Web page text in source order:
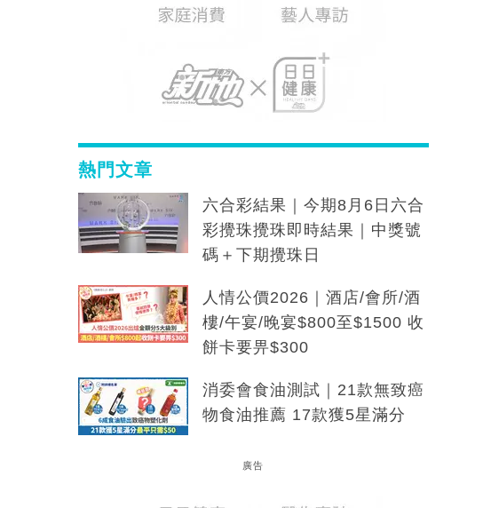
熱門文章
六合彩結果｜今期8月6日六合
彩攪珠攪珠即時結果｜中獎號
碼＋下期攪珠日
人情公價2026｜酒店/會所/酒
樓/午宴/晚宴$800至$1500 收
餅卡要畀$300
消委會食油測試｜21款無致癌
物食油推薦 17款獲5星滿分
廣告